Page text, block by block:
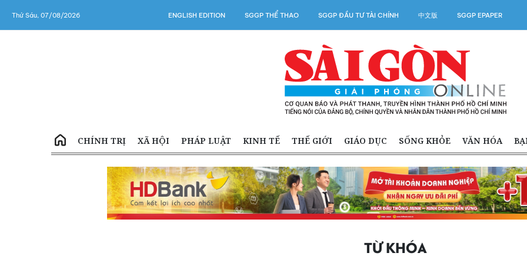
Thứ Sáu, 07/08/2026 ENGLISH EDITION SGGP THỂ THAO SGGP ĐẦU TƯ TÀI CHÍNH 中文版 SGGP EPAPER
CHÍNH TRỊ XÃ HỘI PHÁP LUẬT KINH TẾ THẾ GIỚI GIÁO DỤC SỐNG KHỎE VĂN HÓA
TỪ KHÓA